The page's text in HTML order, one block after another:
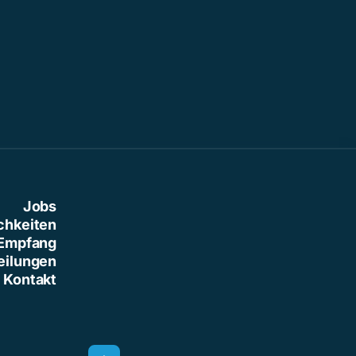
Jobs
Kontakt